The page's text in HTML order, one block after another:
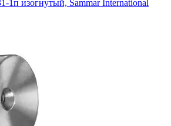
изогнутый, Sammar International